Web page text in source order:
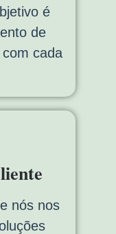
é
de
cada
nós nos